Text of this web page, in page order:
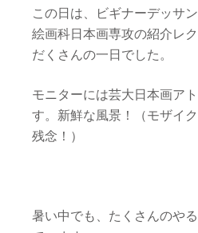
この日は、ビギナーデッサ
絵画科日本画専攻の紹介レ
だくさんの一日でした。
モニターには芸大日本画ア
す。新鮮な風景！（モザイ
残念！）
暑い中でも、たくさんのや